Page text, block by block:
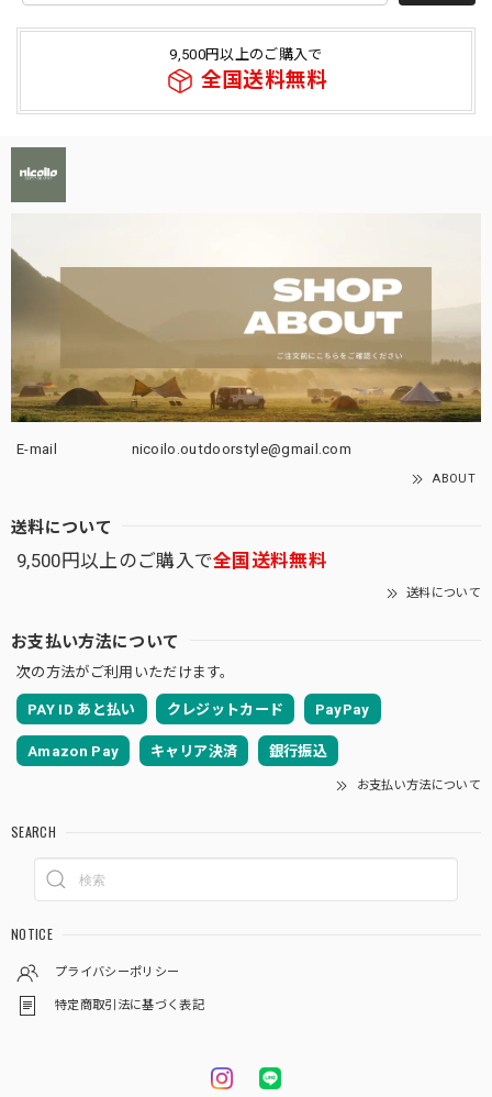
9,500円以上のご購入で
全国送料無料
E-mail nicoilo.outdoorstyle@gmail.com
ABOUT
送料について
9,500円以上のご購入で全国送料無料
送料について
お支払い方法について
次の方法がご利用いただけます。
PAY ID あと払い クレジットカード PayPay
Amazon Pay キャリア決済 銀行振込
お支払い方法について
SEARCH
NOTICE
プライバシーポリシー
特定商取引法に基づく表記